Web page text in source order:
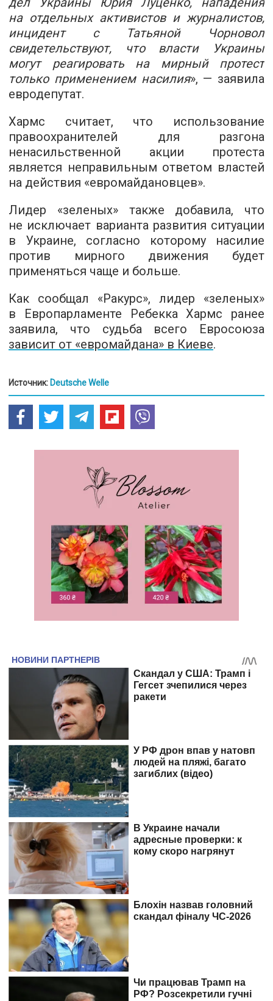
на отдельных активистов и журналистов,
инцидент с Татьяной Чорновол
свидетельствуют, что власти Украины
могут реагировать на мирный протест
только применением насилия», — заявила
евродепутат.
Хармс считает, что использование
правоохранителей для разгона
ненасильственной акции протеста
является неправильным ответом властей
на действия «евромайдановцев».
Лидер «зеленых» также добавила, что
не исключает варианта развития ситуации
в Украине, согласно которому насилие
против мирного движения будет
применяться чаще и больше.
Как сообщал «Ракурс», лидер «зеленых»
в Европарламенте Ребекка Хармс ранее
заявила, что судьба всего Евросоюза
зависит от «евромайдана» в Киеве.
Источник: Deutsche Welle